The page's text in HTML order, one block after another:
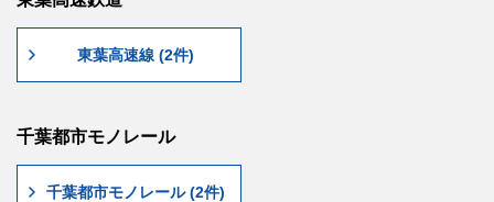
東葉高速線 (2件)
千葉都市モノレール
千葉都市モノレール (2件)